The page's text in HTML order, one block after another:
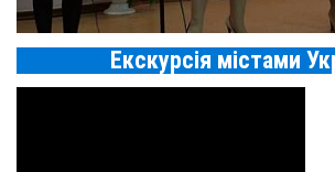
Екскурсія містами